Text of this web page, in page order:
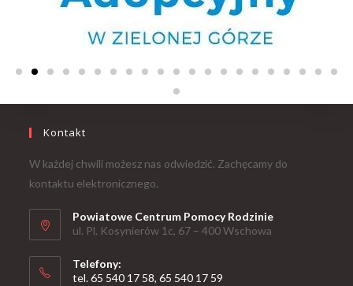
Kontakt
W każdej chwili możesz nas odwiedzić. Zachęcamy do
kontaktu elektronicznego.
Powiatowe Centrum Pomocy Rodzinie
ul. Pl. Kosynierów 1c, 67 – 400 Wschowa
Telefony:
tel. 65 540 17 58, 65 540 17 59